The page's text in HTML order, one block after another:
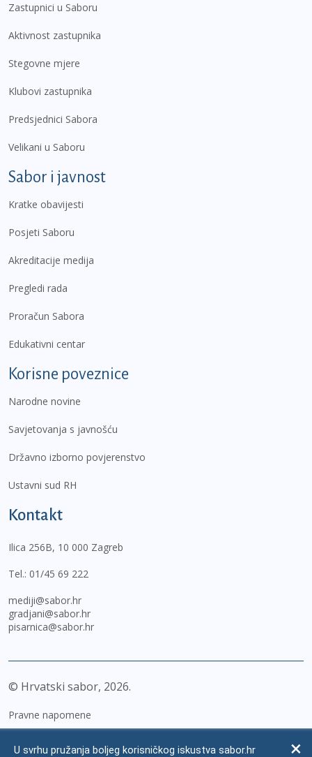
Zastupnici u Saboru
Aktivnost zastupnika
Stegovne mjere
Klubovi zastupnika
Predsjednici Sabora
Velikani u Saboru
Sabor i javnost
Kratke obavijesti
Posjeti Saboru
Akreditacije medija
Pregledi rada
Proračun Sabora
Edukativni centar
Korisne poveznice
Narodne novine
Savjetovanja s javnošću
Državno izborno povjerenstvo
Ustavni sud RH
Kontakt
Ilica 256B, 10 000 Zagreb
Tel.: 01/45 69 222
mediji@sabor.hr
gradjani@sabor.hr
pisarnica@sabor.hr
© Hrvatski sabor, 2026
Pravne napomene
U svrhu pružanja boljeg korisničkog iskustva sabor.hr